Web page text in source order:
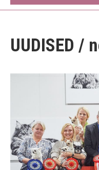
UUDISED /